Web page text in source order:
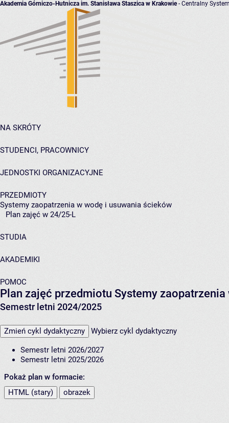
Akademia Górniczo-Hutnicza im. Stanisława Staszica w Krakowie- Centralny
NA SKRÓTY
STUDENCI, PRACOWNICY
JEDNOSTKI ORGANIZACYJNE
PRZEDMIOTY
Systemy zaopatrzenia w wodę i usuwania ścieków
Plan zajęć w 24/25-L
STUDIA
AKADEMIKI
POMOC
Plan zajęć przedmiotu Systemy
Semestr letni 2024/2025
Zmień cykl dydaktyczny Wybierz cykl dydaktyczny
Semestr letni 2026/2027
Semestr letni 2025/2026
Pokaż plan w formacie:
HTML (stary)
obrazek